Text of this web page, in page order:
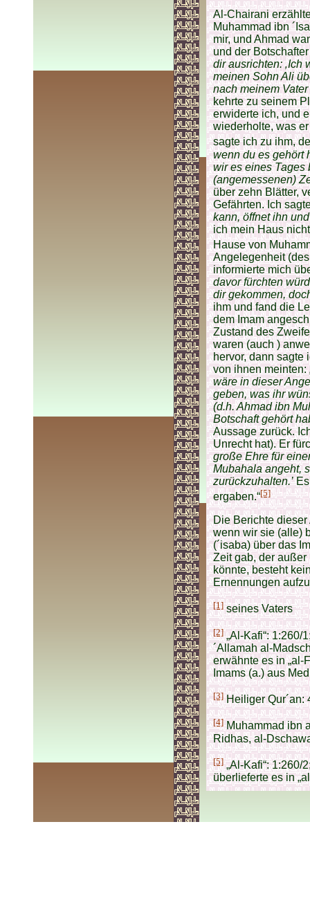
Al-Chairani
Muhammad ibn
mir, und Ahmad
und der
dir ausrichten: ‚Ich
meinen Sohn Ali
nach meinem Vater
kehrte zu seinem
erwiderte ich, und
wiederholte, was
sagte ich zu ihm,
wenn du es gehört
wir es eines Tages
(angemessenen)
über zehn Blätter,
Gefährten. Ich
kann, öffnet ihn
ich mein Haus
Hause von
Angelegenheit
informierte mich
davor fürchten
dir gekommen,
ihm und fand die
dem Imam
Zustand des
waren (auch )
hervor, dann sagte
von ihnen meinten:
wäre in dieser
geben, was ihr
(d.h. Ahmad ibn
Botschaft gehört
Aussage zurück.
Unrecht hat). Er
große Ehre für
Mubahala angeht,
zurückzuhalten.’Es
ergaben.“[5]
Die Berichte dieser
wenn wir sie (alle)
(´isaba) über das
Zeit gab, der außer
könnte, besteht
Ernennungen
[1]seines Vaters
[2]„Al-Kafi“: 1:260/
´Allamah al-
erwähnte es in „al-
Imams (a.) aus
[3]Heiliger Qur´an:
[4]Muhammad ibn
Ridhas, al-
[5]„Al-Kafi“: 1:260/
überlieferte es in